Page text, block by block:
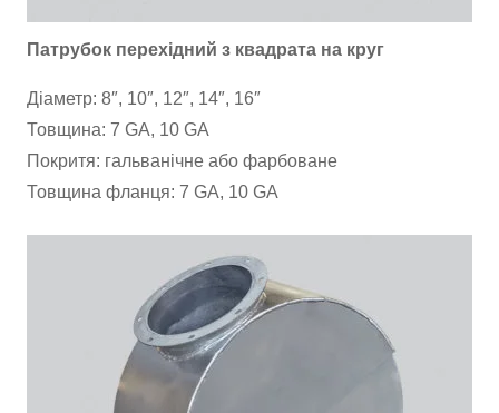
Патрубок перехідний з квадрата на круг
Діаметр: 8″, 10″, 12″, 14″, 16″
Товщина: 7 GA, 10 GA
Покритя: гальванічне або фарбоване
Товщина фланця: 7 GA, 10 GA